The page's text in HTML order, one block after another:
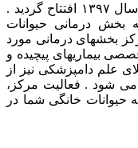
درمانگاه دامپزشکی دامپزشکان سبز در سال ۱۳۹۷ افتتاح گردید .
بخش درمانی حیوانات
بخشهای درمانی مورد
بیماریهای پیچیده و
علم دامپزشکی نیز از
می شود . فعالیت مرکز،
حیوانات خانگی شما در